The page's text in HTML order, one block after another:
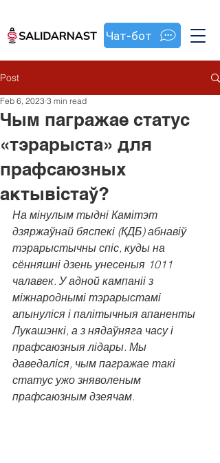
Чат-бот
Post
Чым пагражае статус
«тэрарыста» для
прафсаюзных
актывістаў?
Feb 6, 2023 3 min read
На мінулым тыдні Камітэт
дзяржаўнай бяспекі (КДБ) абнавіў
тэрарыстычны спіс, куды на
сённяшні дзень унесеныя 1011
чалавек. У адной кампаніі з
міжнароднымі тэрарыстамі
апынуліся і палітычныя апаненты
Лукашэнкі, а з нядаўняга часу і
прафсаюзныя лідары. Мы
даведаліся, чым пагражае такі
статус ужо зняволеным
прафсаюзным дзеячам.